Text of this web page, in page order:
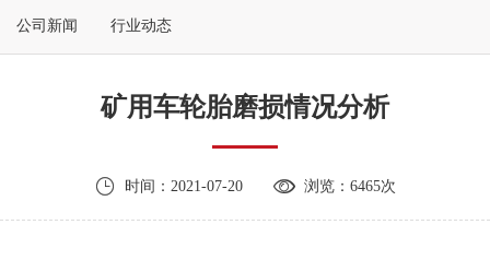
公司新闻 行业动态
矿用车轮胎磨损情况分析
 时间：2021-07-20  浏览：6465次